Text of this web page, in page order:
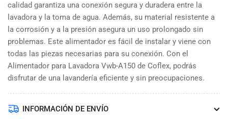
calidad garantiza una conexión segura y duradera entre la
lavadora y la toma de agua. Además, su material resistente a
la corrosión y a la presión asegura un uso prolongado sin
problemas. Este alimentador es fácil de instalar y viene con
todas las piezas necesarias para su conexión. Con el
Alimentador para Lavadora Vwb-A150 de Coflex, podrás
disfrutar de una lavandería eficiente y sin preocupaciones.
INFORMACIÓN DE ENVÍO